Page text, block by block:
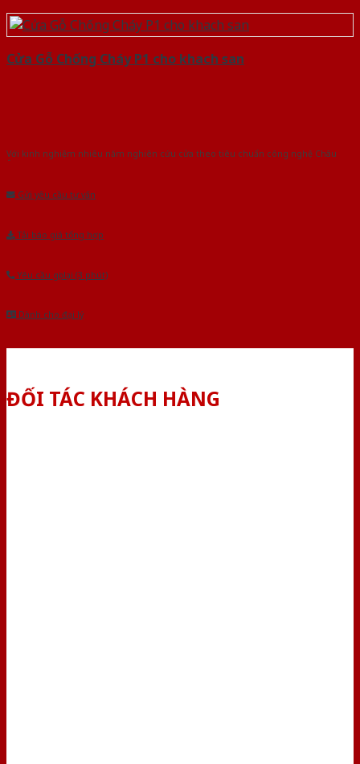
Cửa Gỗ Chống Cháy P1 cho khach san
Với kinh nghiệm nhiêu năm nghiên cứu cửa theo tiêu chuẩn công nghệ Châu
Gửi yêu cầu tư vấn
Tải báo giá tổng hợp
Yêu cầu gọi lại (3 phút)
Dành cho đại lý
ĐỐI TÁC KHÁCH HÀNG